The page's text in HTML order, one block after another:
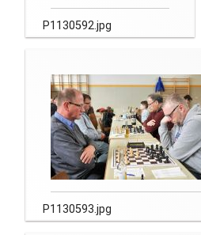
P1130592.jpg
P1130593.jpg